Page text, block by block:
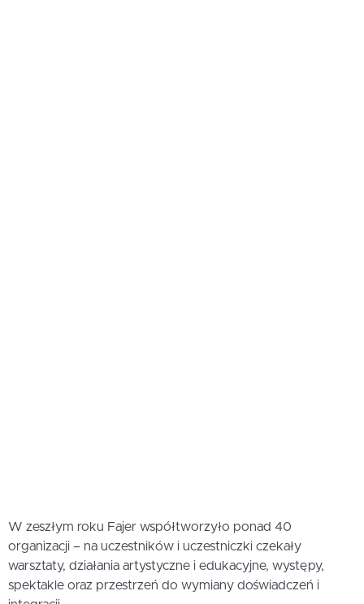
W zeszłym roku Fajer współtworzyło ponad 40
organizacji – na uczestników i uczestniczki czekały
warsztaty, działania artystyczne i edukacyjne, występy,
spektakle oraz przestrzeń do wymiany doświadczeń i